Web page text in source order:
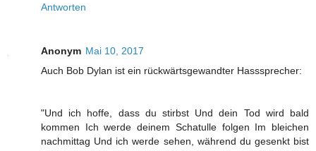
Antworten
Anonym Mai 10, 2017
Auch Bob Dylan ist ein rückwärtsgewandter Hasssprecher:
"Und ich hoffe, dass du stirbst Und dein Tod wird bald
kommen Ich werde deinem Schatulle folgen Im bleichen
nachmittag Und ich werde sehen, während du gesenkt bist